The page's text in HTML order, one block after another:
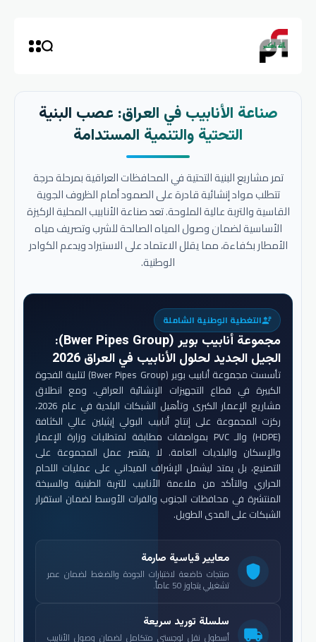
صناعة الأنابيب في العراق: عصب البنية
التحتية والتنمية المستدامة
تمر مشاريع البنية التحتية في المحافظات العراقية بمرحلة حرجة
تتطلب مواد إنشائية قادرة على الصمود أمام الظروف الجوية
القاسية والتربة عالية الملوحة. تعد صناعة الأنابيب المحلية الركيزة
الأساسية لضمان وصول المياه الصالحة للشرب وتصريف مياه
الأمطار بكفاءة، مما يقلل الاعتماد على الاستيراد ويدعم الكوادر
الوطنية.
engineeringالتغطية الوطنية الشاملة
مجموعة أنابيب بوير (Bwer Pipes Group)
:
الجيل الجديد لحلول الأنابيب في العراق 2026
تأسست مجموعة أنابيب بوير (Bwer Pipes Group) لتلبية الفجوة
الكبيرة في قطاع التجهيزات الإنشائية العراقي. ومع انطلاق
مشاريع الإعمار الكبرى وتأهيل الشبكات البلدية في عام 2026،
ركزت المجموعة على إنتاج أنابيب البولي إيثيلين عالي الكثافة
(HDPE) والـ PVC بمواصفات مطابقة لمتطلبات وزارة الإعمار
والإسكان والبلديات العامة. لا يقتصر عمل المجموعة على
التصنيع، بل يمتد ليشمل الإشراف الميداني على عمليات اللحام
الحراري والتأكد من ملاءمة الأنابيب للتربة الطينية والسبخة
المنتشرة في محافظات الجنوب والفرات الأوسط لضمان استقرار
الشبكات على المدى الطويل.
shield
معايير قياسية صارمة
منتجات خاضعة لاختبارات الجودة والضغط لضمان عمر
تشغيلي يتجاوز 50 عاماً.
local_shipping
سلسلة توريد سريعة
أسطول نقل لوجستي متكامل لضمان وصول الأنابيب